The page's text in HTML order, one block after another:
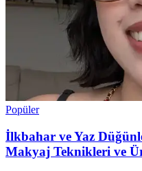
Popüler
İlkbahar ve Yaz
Makyaj Teknikleri ve